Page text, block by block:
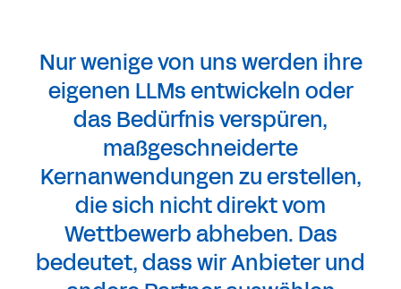
Nur wenige von uns werden ihre
eigenen LLMs entwickeln oder
das Bedürfnis verspüren,
maßgeschneiderte
Kernanwendungen zu erstellen,
die sich nicht direkt vom
Wettbewerb abheben. Das
bedeutet, dass wir Anbieter und